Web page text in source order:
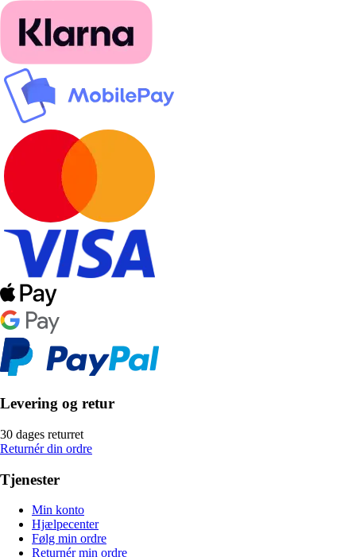
Levering og retur
30 dages returret
Returnér din ordre
Tjenester
Min konto
Hjælpecenter
Følg min ordre
Returnér min ordre